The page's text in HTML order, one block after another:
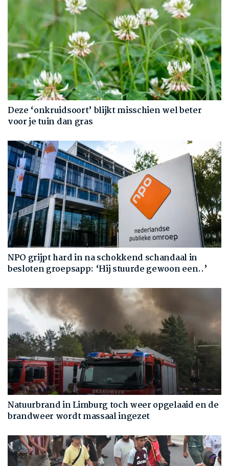
Deze ‘onkruidsoort’ blijkt misschien wel beter
voor je tuin dan gras
NPO grijpt hard in na schokkend schandaal in
besloten groepsapp: ‘Hij stuurde gewoon een..’
Natuurbrand in Limburg toch weer opgelaaid en de
brandweer wordt massaal ingezet